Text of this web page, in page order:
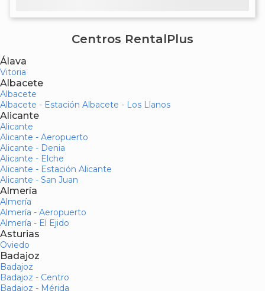
Centros RentalPlus
Álava
Vitoria
Albacete
Albacete
Albacete - Estación Albacete - Los Llanos
Alicante
Alicante
Alicante - Aeropuerto
Alicante - Denia
Alicante - Elche
Alicante - Estación Alicante
Alicante - San Juan
Almería
Almería
Almería - Aeropuerto
Almería - El Ejido
Asturias
Oviedo
Badajoz
Badajoz
Badajoz - Centro
Badajoz - Mérida